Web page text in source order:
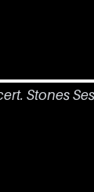
Stones